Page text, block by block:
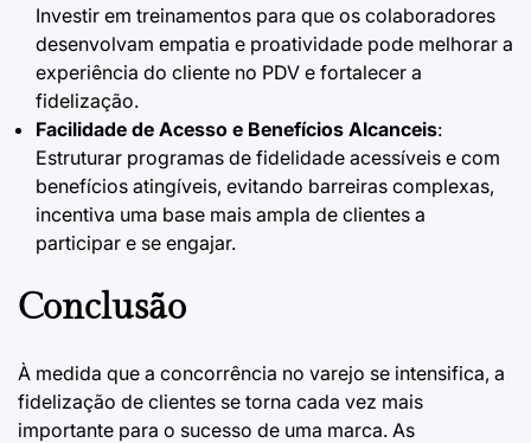
Investir em treinamentos para que os colaboradores
desenvolvam empatia e proatividade pode melhorar a
experiência do cliente no PDV e fortalecer a
fidelização.
Facilidade de Acesso e Benefícios Alcanceis:
Estruturar programas de fidelidade acessíveis e com
benefícios atingíveis, evitando barreiras complexas,
incentiva uma base mais ampla de clientes a
participar e se engajar.
Conclusão
À medida que a concorrência no varejo se intensifica, a
fidelização de clientes se torna cada vez mais
importante para o sucesso de uma marca. As